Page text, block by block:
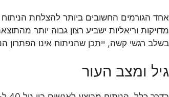
אחד הגורמים החשובים ביותר להצלחת
מדויקות וריאליות ישביע רצון גבוה יותר
בשלב רגשי קשה, ייתכן שהניתוח אינו הפתרון
גיל ומצב העור